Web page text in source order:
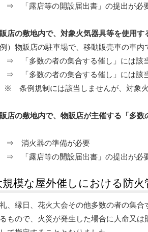
⇒ 「露店等の開設届出書」の提出が必
店の敷地内で、対象火気器具等を使用
例）物販店の駐車場で、移動販売車の車
⇒ 「多数の者の集合する催し」には該
⇒ 「多数の者の集合する催し」には該
条例規制には該当しませんが、対象火
店の敷地内で、物販店が主催する「多
火器の準備が必要
露店等の開設届出書」の提出が必
規模な屋外催しにおける防火
、縁日、花火大会その他多数の者の集
もので、火災が発生した場合に人命又